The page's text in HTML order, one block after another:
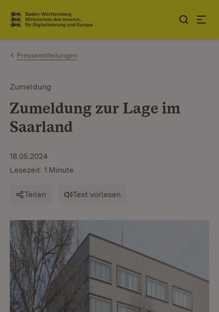
Zum Inhalt springen
Link zur Startseite
Pressemitteilungen
Zumeldung
Zumeldung zur Lage im
Saarland
18.05.2024
Lesezeit: 1 Minute
Teilen Text vorlesen